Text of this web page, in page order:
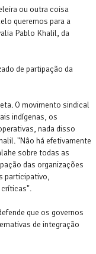
ou outra coisa
queremos para a
Pablo Khalil, da
de partipação da
O movimento sindical
indígenas, os
nada disso
"Nâo há efetivamente
sobre todas as
das organizações
participativo,
críticas".
que os governos
de integração